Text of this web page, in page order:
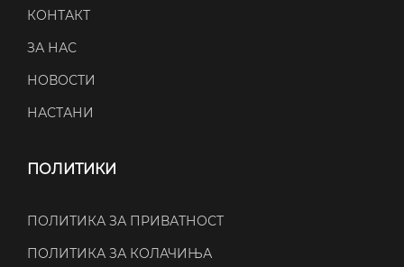
КОНТАКТ
ЗА НАС
НОВОСТИ
НАСТАНИ
ПОЛИТИКИ
ПОЛИТИКА ЗА ПРИВАТНОСТ
ПОЛИТИКА ЗА КОЛАЧИЊА